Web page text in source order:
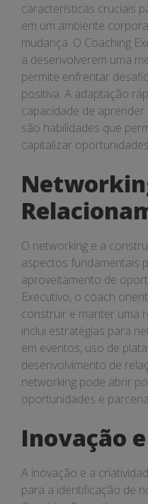
características cruciais
em um ambiente
mudança. O Coaching
a desenvolverem uma
permite enfrentar
positiva. A adaptação
capacidade de
são habilidades que
capitalizar
O networking e a
aspectos fundamentais
aproveitamento de
Executivo, o coach
construir e manter uma
inclui estratégias para
em eventos, uso de
desenvolvimento de
networking pode abrir
oportunidades e
Inovação
A inovação e a
para a identificação de